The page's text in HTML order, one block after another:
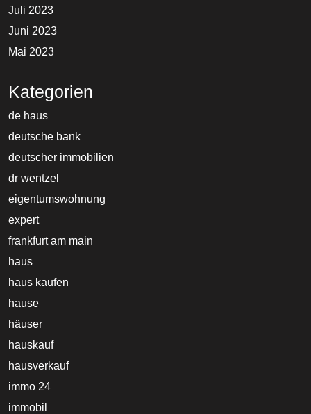
Juli 2023
Juni 2023
Mai 2023
Kategorien
de haus
deutsche bank
deutscher immobilien
dr wentzel
eigentumswohnung
expert
frankfurt am main
haus
haus kaufen
hause
häuser
hauskauf
hausverkauf
immo 24
immobil